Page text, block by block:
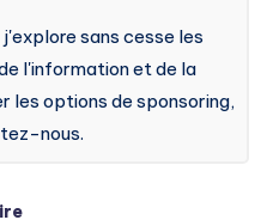
sans cesse les
l'information et de la
les options de sponsoring,
nous.